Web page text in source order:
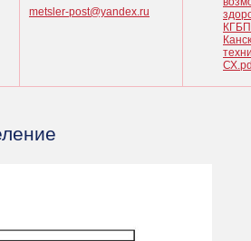
metsler-post@yandex.ru